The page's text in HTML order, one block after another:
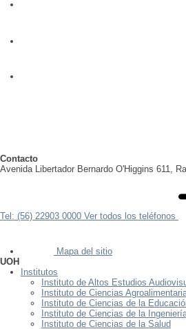
Contacto
Avenida Libertador Bernardo O'Higgins 611,
Tel: (56) 22903 0000 Ver todos los teléfonos
Mapa del sitio
UOH
Institutos
Instituto de Altos Estudios
Instituto de Ciencias
Instituto de Ciencias de la
Instituto de Ciencias de la
Instituto de Ciencias de la Salud